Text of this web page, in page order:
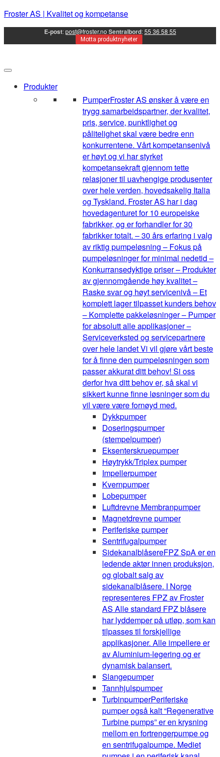
Froster AS | Kvalitet og kompetanse
E-post:post@froster.no Sentralbord:55 36 58 55
Motta produktnyheter
Produkter
PumperFroster AS ønsker å være en
trygg samarbeidspartner, der kvalitet,
pris, service, punktlighet og
pålitelighet skal være bedre enn
konkurrentene. Vårt kompetansenivå
er høyt og vi har styrket
kompetansekraft gjennom tette
relasjoner til uavhengige produsenter
over hele verden, hovedsakelig Italia
og Tyskland. Froster AS har i dag
hovedagenturet for 10 europeiske
fabrikker, og er forhandler for 30
fabrikker totalt. – 30 års erfaring i valg
av riktig pumpeløsning – Fokus på
pumpeløsninger for minimal nedetid –
Konkurransedyktige priser – Produkter
av gjennomgående høy kvalitet –
Raske svar og høyt servicenivå – Et
komplett lager tilpasset kunders behov
– Komplette pakkeløsninger – Pumper
for absolutt alle applikasjoner –
Serviceverksted og servicepartnere
over hele landet Vi vil gjøre vårt beste
for å finne den pumpeløsningen som
passer akkurat ditt behov! Si oss
derfor hva ditt behov er, så skal vi
sikkert kunne finne løsninger som du
vil være være fornøyd med.
Dykkpumper
Doseringspumper
(stempelpumper)
Eksenterskruepumper
Høytrykk/Triplex pumper
Impellerpumper
Kvernpumper
Lobepumper
Luftdrevne Membranpumper
Magnetdrevne pumper
Periferiske pumper
Sentrifugalpumper
SidekanalblåsereFPZ SpA er en
ledende aktør innen produksjon,
og globalt salg av
sidekanalblåsere. I Norge
representeres FPZ av Froster
AS Alle standard FPZ blåsere
har lyddemper på utløp, som kan
tilpasses til forskjellige
applikasjoner. Alle impellere er
av Aluminium-legering og er
dynamisk balansert.
Slangepumper
Tannhjulspumper
TurbinpumperPeriferiske
pumper også kalt “Regenerative
Turbine pumps” er en krysning
mellom en fortrengerpumpe og
en sentrifugalpumpe. Mediet